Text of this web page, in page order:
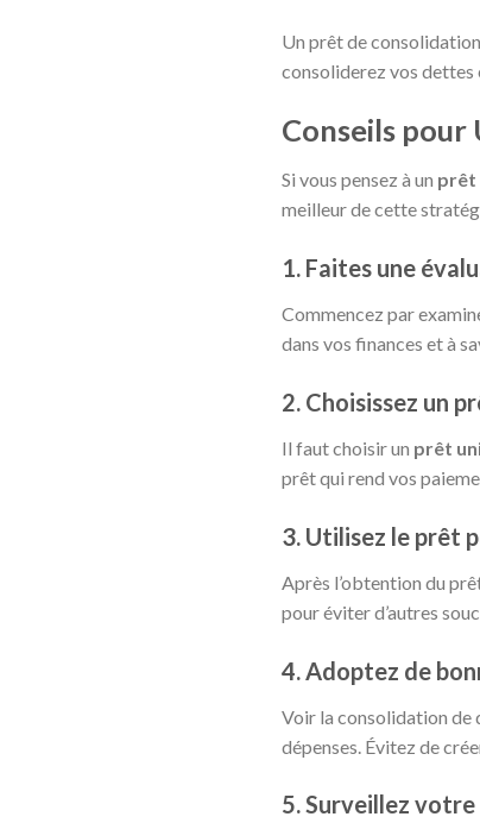
Un prêt de
consoliderez vos
Conseils
Si vous pensez à un prêt
meilleur de cette
1. Faites une
Commencez par
dans vos finances et à
2. Choisissez un
Il faut choisir un prêt
prêt qui rend vos
3. Utilisez le prêt
Après l’obtention du
pour éviter d’autres
4. Adoptez de
Voir la consolidation de
dépenses. Évitez de
5. Surveillez